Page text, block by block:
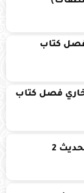
فصل كتاب
فصل كتاب
2